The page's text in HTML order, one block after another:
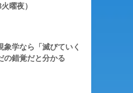
曜夜）
象学なら「滅びていく
の錯覚だと分かる